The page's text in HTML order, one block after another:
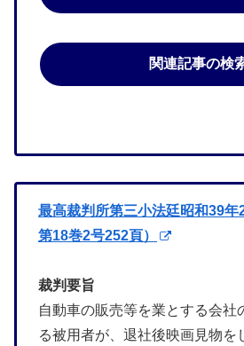
関連記事の検
最高裁判所第三小法廷昭和39年
第18巻2号252頁）
裁判要旨
自動車の販売等を業とする会社
る被用者が、退社後映画見物を